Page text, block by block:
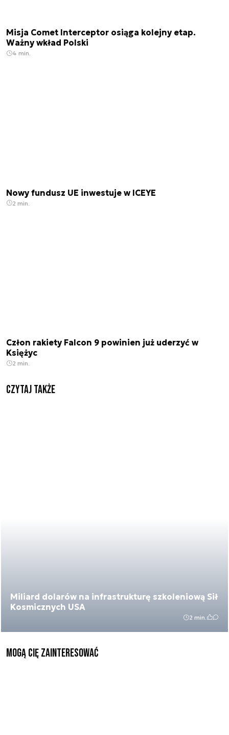
Misja Comet Interceptor osiąga kolejny etap.
Ważny wkład Polski
4 min.
Nowy fundusz UE inwestuje w ICEYE
2 min.
Człon rakiety Falcon 9 powinien już uderzyć w
Księżyc
2 min.
Czytaj także
Miliard dolarów na infrastrukturę szkoleniową Sił
Kosmicznych USA
2 min.
Mogą Cię zainteresować